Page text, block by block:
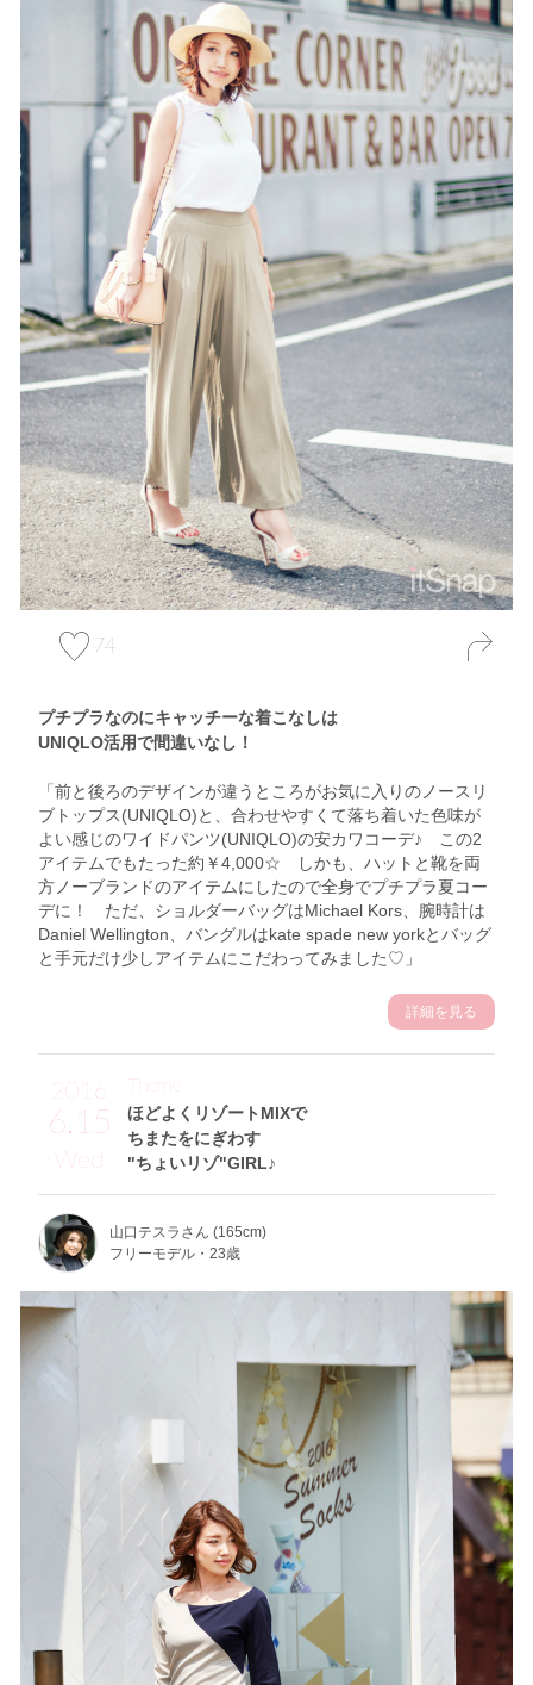
74
プチプラなのにキャッチーな着こなしは
UNIQLO活用で間違いなし！
「前と後ろのデザインが違うところがお気に入りのノースリ
ブトップス(UNIQLO)と、合わせやすくて落ち着いた色味が
よい感じのワイドパンツ(UNIQLO)の安カワコーデ♪ この2
アイテムでもたった約￥4,000☆ しかも、ハットと靴を両
方ノーブランドのアイテムにしたので全身でプチプラ夏コー
デに！ ただ、ショルダーバッグはMichael Kors、腕時計は
Daniel Wellington、バングルはkate spade new yorkとバッグ
と手元だけ少しアイテムにこだわってみました♡」
詳細を見る
2016
6.15
Wed
ほどよくリゾートMIXで
ちまたをにぎわす
"ちょいリゾ"GIRL♪
Theme
山口テスラさん (165cm)
フリーモデル・23歳